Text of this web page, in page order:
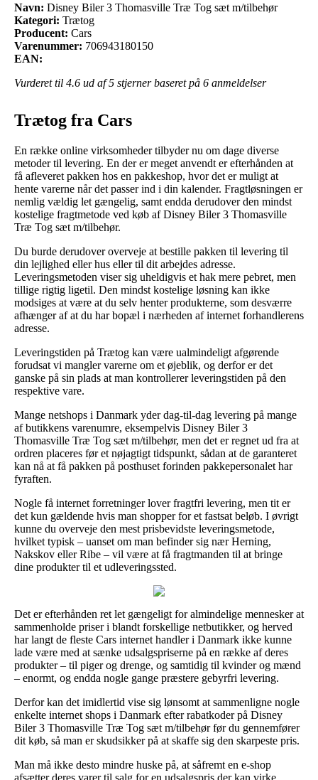
Navn: Disney Biler 3 Thomasville Træ Tog sæt m/tilbehør
Kategori: Trætog
Producent: Cars
Varenummer: 706943180150
EAN:
Vurderet til 4.6 ud af 5 stjerner baseret på 6 anmeldelser
Trætog fra Cars
En række online virksomheder tilbyder nu om dage diverse
metoder til levering. En der er meget anvendt er efterhånden at
få afleveret pakken hos en pakkeshop, hvor det er muligt at
hente varerne når det passer ind i din kalender. Fragtløsningen er
nemlig vældig let gængelig, samt endda derudover den mindst
kostelige fragtmetode ved køb af Disney Biler 3 Thomasville
Træ Tog sæt m/tilbehør.
Du burde derudover overveje at bestille pakken til levering til
din lejlighed eller hus eller til dit arbejdes adresse.
Leveringsmetoden viser sig uheldigvis et hak mere pebret, men
tillige rigtig ligetil. Den mindst kostelige løsning kan ikke
modsiges at være at du selv henter produkterne, som desværre
afhænger af at du har bopæl i nærheden af internet forhandlerens
adresse.
Leveringstiden på Trætog kan være ualmindeligt afgørende
forudsat vi mangler varerne om et øjeblik, og derfor er det
ganske på sin plads at man kontrollerer leveringstiden på den
respektive vare.
Mange netshops i Danmark yder dag-til-dag levering på mange
af butikkens varenumre, eksempelvis Disney Biler 3
Thomasville Træ Tog sæt m/tilbehør, men det er regnet ud fra at
ordren placeres før et nøjagtigt tidspunkt, sådan at de garanteret
kan nå at få pakken på posthuset forinden pakkepersonalet har
fyraften.
Nogle få internet forretninger lover fragtfri levering, men tit er
det kun gældende hvis man shopper for et fastsat beløb. I øvrigt
kunne du overveje den mest prisbevidste leveringsmetode,
hvilket typisk – uanset om man befinder sig nær Herning,
Nakskov eller Ribe – vil være at få fragtmanden til at bringe
dine produkter til et udleveringssted.
Det er efterhånden ret let gængeligt for almindelige mennesker at
sammenholde priser i blandt forskellige netbutikker, og herved
har langt de fleste Cars internet handler i Danmark ikke kunne
lade være med at sænke udsalgspriserne på en række af deres
produkter – til piger og drenge, og samtidig til kvinder og mænd
– enormt, og endda nogle gange præstere gebyrfri levering.
Derfor kan det imidlertid vise sig lønsomt at sammenligne nogle
enkelte internet shops i Danmark efter rabatkoder på Disney
Biler 3 Thomasville Træ Tog sæt m/tilbehør før du gennemfører
dit køb, så man er skudsikker på at skaffe sig den skarpeste pris.
Man må ikke desto mindre huske på, at såfremt en e-shop
afsætter deres varer til salg for en udsalgspris der kan virke